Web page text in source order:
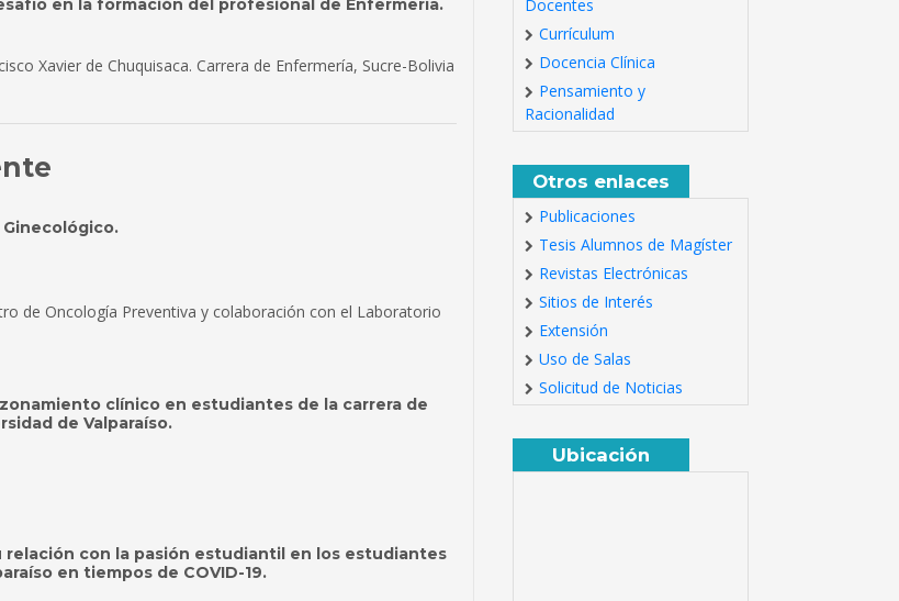
en la formación del profesional de Enfermería.
Xavier de Chuquisaca. Carrera de Enfermería, Sucre-Bolivia
de Oncología Preventiva y colaboración con el Laboratorio
clínico en estudiantes de la carrera de
de Valparaíso.
relación con la pasión estudiantil en los estudiantes
en tiempos de COVID-19.
Docentes
Currículum
Docencia Clínica
Pensamiento y
Racionalidad
Otros enlaces
Publicaciones
Tesis Alumnos de Magíster
Revistas Electrónicas
Sitios de Interés
Extensión
Uso de Salas
Solicitud de Noticias
Ubicación